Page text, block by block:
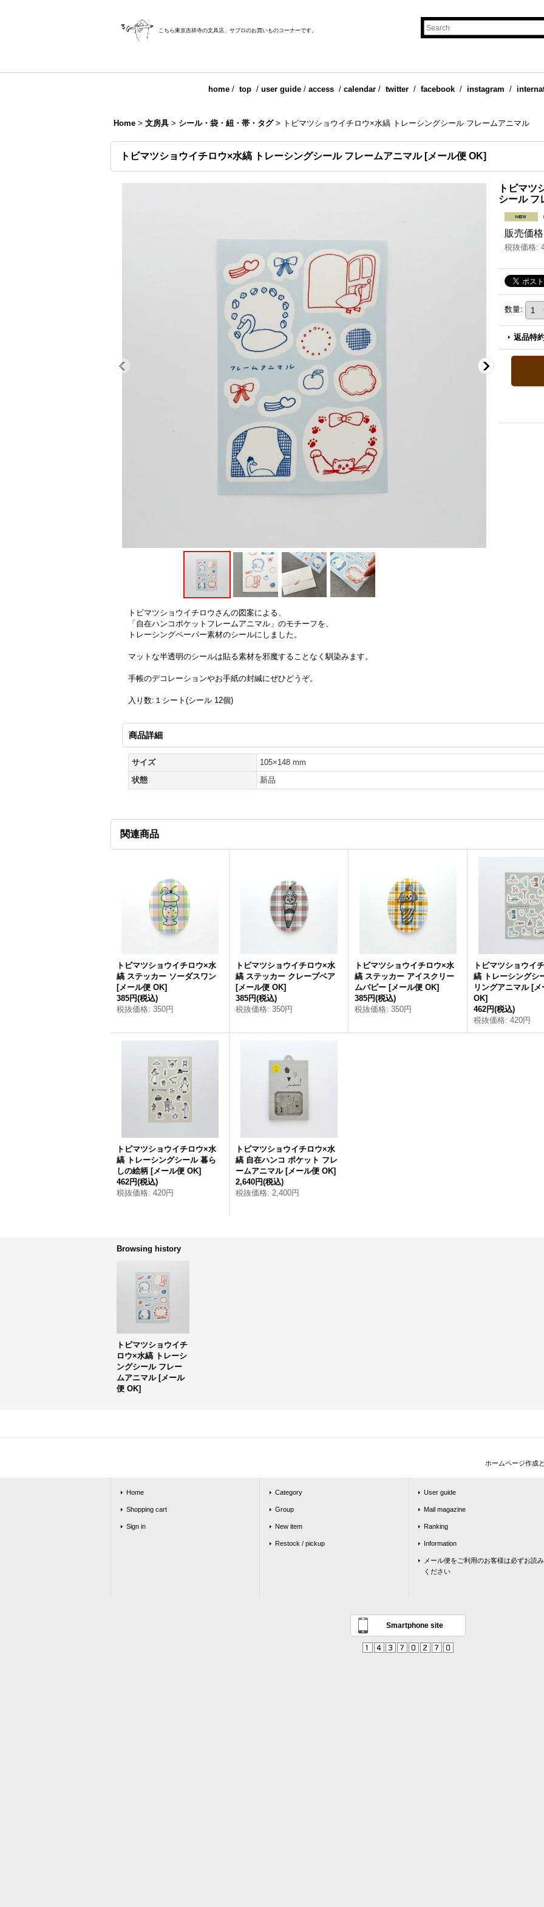
こちら東京吉祥寺の文具店、サブロのお買いものコーナーです。
home/ top/ user guide/ access/ calendar/ twitter/ facebook/ instagram /
Home > 文房具 > シール・袋・紐・帯・タグ > トビマツショウイチロウ×水縞 トレーシングシール フレームアニマル
トビマツショウイチロウ×水縞 トレーシングシール フレームアニマル [メール便 OK]
トビマツ
シール フ
販売価格
税抜価格:
数量:
返品特
トビマツショウイチロウさんの図案による、
「自在ハンコポケットフレームアニマル」のモチーフを、
トレーシングペーパー素材のシールにしました。
マットな半透明のシールは貼る素材を邪魔することなく馴染みます。
手帳のデコレーションやお手紙の封緘にぜひどうぞ。
入り数:１シート(シール 12個)
商品詳細
サイズ
105×148 mm
状態
新品
関連商品
トビマツショウイチロウ×水
縞 ステッカー ソーダスワン
[メール便 OK]
385円(税込)
税抜価格: 350円
トビマツショウイチロウ×水
縞 ステッカー クレープベア
[メール便 OK]
385円(税込)
税抜価格: 350円
トビマツショウイチロウ×水
縞 ステッカー アイスクリー
ムパピー [メール便 OK]
385円(税込)
税抜価格: 350円
トビマツショウイ
縞 トレーシングシ
リングアニマル [メ
OK]
462円(税込)
税抜価格: 420円
トビマツショウイチロウ×水
縞 トレーシングシール 暮ら
しの絵柄 [メール便 OK]
462円(税込)
税抜価格: 420円
トビマツショウイチロウ×水
縞 自在ハンコ ポケット フレ
ームアニマル [メール便 OK]
2,640円(税込)
税抜価格: 2,400円
Browsing history
トビマツショウイチ
ロウ×水縞 トレーシ
ングシール フレー
ムアニマル [メール
便 OK]
ホームページ作成
Home
Shopping cart
Sign in
Category
Group
New item
Restock / pickup
User guide
Mail magazine
Ranking
Information
メール便をご利用のお客様は必ずお読み
ください
Smartphone site